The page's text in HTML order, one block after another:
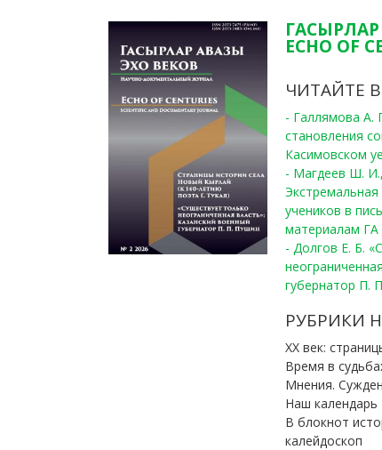
ECHO OF
ЧИТАЙТЕ
- Галлямова А.
становления
Касимовском
- Магдеев Ш.
учеников в
материалам
- Долгов Е. Б.
губернатор П.
РУБРИКИ
ХХ век:
Время в
Мнения.
Наш календарь
В блокнот
калейдоскоп